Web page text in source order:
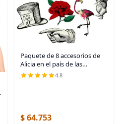
Paquete de 8 accesorios de
Alicia en el país de las
maravillas - Decoraciones de
gran tamaño, suministros
4.8
$ 64.753